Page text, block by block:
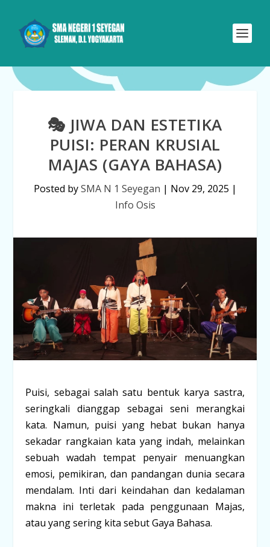
🎭 JIWA DAN ESTETIKA
PUISI: PERAN KRUSIAL
MAJAS (GAYA BAHASA)
Posted bySMA N 1 Seyegan | Nov 29, 2025 |
Info Osis
Puisi, sebagai salah satu bentuk karya sastra,
seringkali dianggap sebagai seni merangkai
kata. Namun, puisi yang hebat bukan hanya
sekadar rangkaian kata yang indah, melainkan
sebuah wadah tempat penyair menuangkan
emosi, pemikiran, dan pandangan dunia secara
mendalam. Inti dari keindahan dan kedalaman
makna ini terletak pada penggunaan Majas,
atau yang sering kita sebutGaya Bahasa.